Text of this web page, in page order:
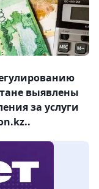
выявлены
за услуги